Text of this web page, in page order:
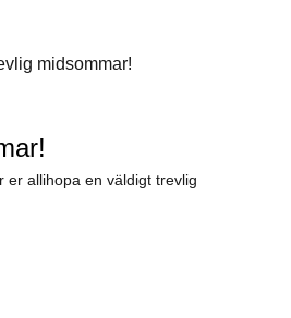
er allihopa en väldigt trevlig